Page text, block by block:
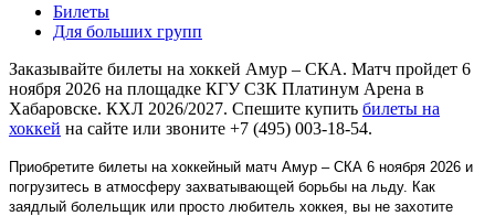
Билеты
Для больших групп
Заказывайте билеты на хоккей Амур – СКА. Матч пройдет 6
ноября 2026 на площадке КГУ СЗК Платинум Арена в
Хабаровске. КХЛ 2026/2027. Спешите купить билеты на
хоккей на сайте или звоните +7 (495) 003-18-54.
Приобретите билеты на хоккейный матч Амур – СКА 6 ноября 2026 и
погрузитесь в атмосферу захватывающей борьбы на льду. Как
заядлый болельщик или просто любитель хоккея, вы не захотите